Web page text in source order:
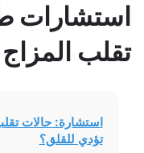
الوصفات الطبية
اختبارات المعمل
تسجيل الخروج
المقالات الطبية
استشارات
تقلب
استشارة: حالات
تؤدي للقلق؟